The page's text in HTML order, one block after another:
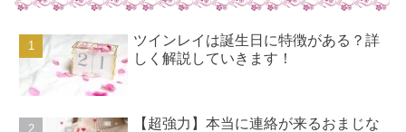
ツインレイは誕生日に特徴がある？詳
しく解説していきます！
【超強力】本当に連絡が来るおまじな